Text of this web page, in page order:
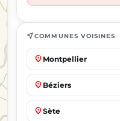
near_meCOMMUNES VOISINES
place Montpellier
place Béziers
place Sète